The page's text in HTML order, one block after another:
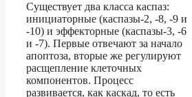
Существует два класса каспаз:
инициаторные (каспазы-2, -8, -9 и
-10) и эффекторные (каспазы-3, -6
и -7). Первые отвечают за начало
апоптоза, вторые же регулируют
расщепление клеточных
компонентов. Процесс
развивается, как каскад, то есть